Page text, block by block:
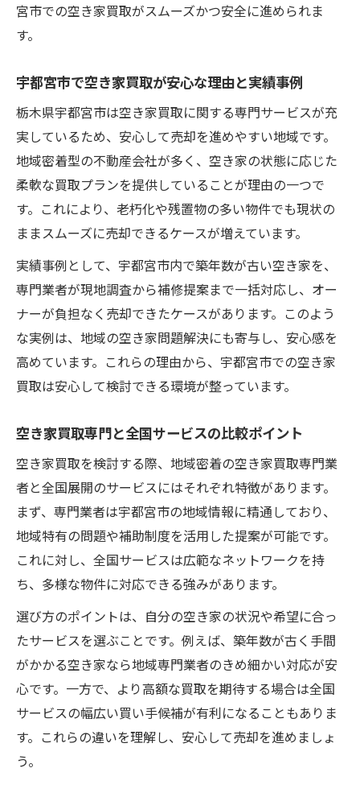
古い空き家なら現状のまま買取も選択肢に
空き家買取で築年数が古い物件も安心して
売却
現状のまま空き家買取するメリットと注意
点
古い空き家買取で早期現金化する安心ポイ
ント
無料査定で空き家の価値と最適な売却方法を探
る
空き家買取は無料査定で価値を知ることが
安心の第一歩
空き家買取の無料査定で売却プランを比較
空き家買取専門の無料査定活用で納得の取
引を実現
空き家査定と買取の流れを丁寧に解説し安
心感をプラス
無料査定で空き家買取の最適な売却時期を
見極める方法
宇都宮市で安心な空き家対策と活用ノウハウ
空き家買取と対策で宇都宮市に安心な暮ら
しを実現
空き家買取を活用した安全な資産運用のコ
ツとは
宇都宮市の空き家対策フル活用で安心取引
を目指す
宮市での空き家買取がスムーズかつ安全に進められま
す。
宇都宮市で空き家買取が安心な理由と実績事例
栃木県宇都宮市は空き家買取に関する専門サービスが充
実しているため、安心して売却を進めやすい地域です。
地域密着型の不動産会社が多く、空き家の状態に応じた
柔軟な買取プランを提供していることが理由の一つで
す。これにより、老朽化や残置物の多い物件でも現状の
ままスムーズに売却できるケースが増えています。
実績事例として、宇都宮市内で築年数が古い空き家を、
専門業者が現地調査から補修提案まで一括対応し、オー
ナーが負担なく売却できたケースがあります。このよう
な実例は、地域の空き家問題解決にも寄与し、安心感を
高めています。これらの理由から、宇都宮市での空き家
買取は安心して検討できる環境が整っています。
空き家買取専門と全国サービスの比較ポイント
空き家買取を検討する際、地域密着の空き家買取専門業
者と全国展開のサービスにはそれぞれ特徴があります。
まず、専門業者は宇都宮市の地域情報に精通しており、
地域特有の問題や補助制度を活用した提案が可能です。
これに対し、全国サービスは広範なネットワークを持
ち、多様な物件に対応できる強みがあります。
選び方のポイントは、自分の空き家の状況や希望に合っ
たサービスを選ぶことです。例えば、築年数が古く手間
がかかる空き家なら地域専門業者のきめ細かい対応が安
心です。一方で、より高額な買取を期待する場合は全国
サービスの幅広い買い手候補が有利になることもありま
す。これらの違いを理解し、安心して売却を進めましょ
う。